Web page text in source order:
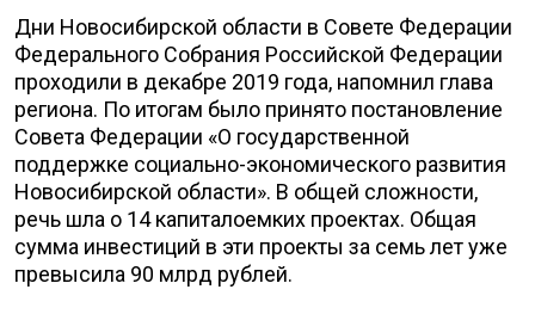
Дни Новосибирской области в Совете Федерации
Федерального Собрания Российской Федерации
проходили в декабре 2019 года, напомнил глава
региона. По итогам было принято постановление
Совета Федерации «О государственной
поддержке социально-экономического развития
Новосибирской области». В общей сложности,
речь шла о 14 капиталоемких проектах. Общая
сумма инвестиций в эти проекты за семь лет уже
превысила 90 млрд рублей.